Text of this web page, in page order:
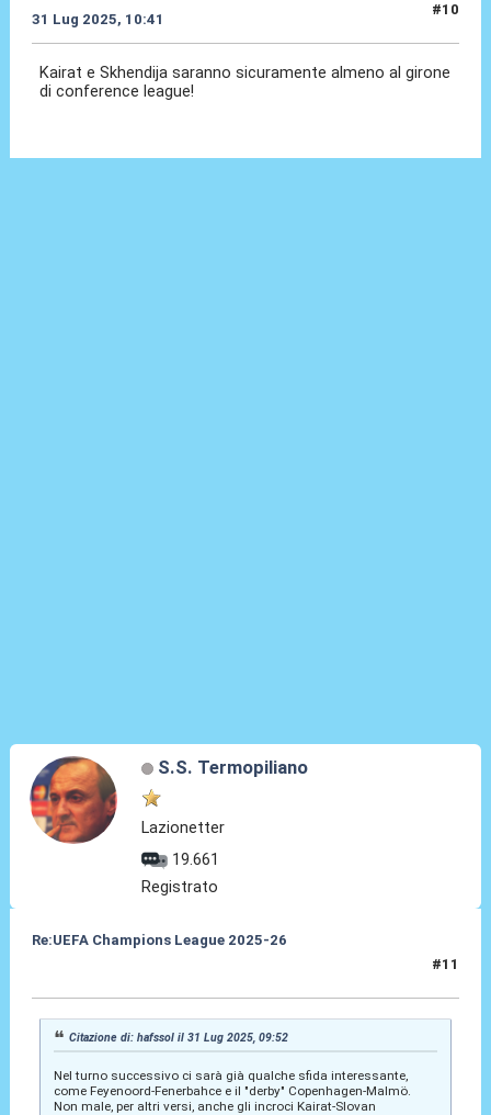
31 Lug 2025, 10:41
#10
Kairat e Skhendija saranno sicuramente almeno al girone
di conference league!
S.S. Termopiliano
Lazionetter
19.661
Registrato
Re:UEFA Champions League 2025-26
#11
Citazione di: hafssol il 31 Lug 2025, 09:52
Nel turno successivo ci sarà già qualche sfida interessante,
come Feyenoord-Fenerbahce e il "derby" Copenhagen-Malmö.
Non male, per altri versi, anche gli incroci Kairat-Slovan